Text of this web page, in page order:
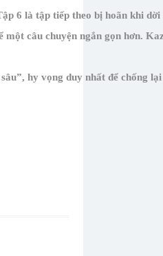
6 là tập tiếp theo bị hoãn khi
một câu chuyện ngắn gọn hơn.
hy vọng duy nhất để